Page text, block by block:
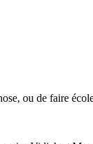
ou de faire